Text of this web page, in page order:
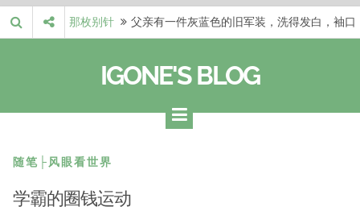
Skip
to
那枚别针
父亲有一件灰蓝色的旧军装，洗得发白，袖口
自己的生活和命…
梁冬 |…
梁冬：有一些人在某个阶段掌握了第一性原
理，完成了一次彻…
梁冬 |…
梁冬：总还有那么百分之一的人，既不努力，
IGONE'S BLOG
随笔├风眼看世界
学霸的圈钱运动